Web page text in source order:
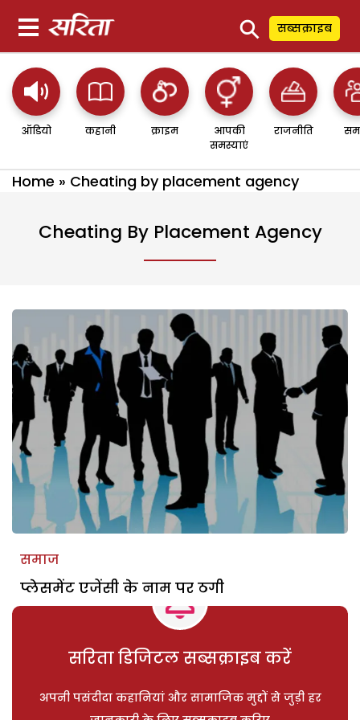
⚲ सब्सक्राइब
ऑडियो कहानी क्राइम
आपकी
समस्याएं
राजनीति
Home » Cheating by placement agency
Cheating By Placement Agency
समाज
प्लेसमेंट एजेंसी के नाम पर ठगी
सरिता डिजिटल सब्सक्राइब करें
अपनी पसंदीदा कहानियां और सामाजिक मुद्दों से जुड़ी हर